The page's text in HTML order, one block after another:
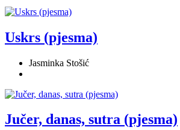
Uskrs (pjesma)
Jasminka Stošić
Jučer, danas, sutra (pjesma)